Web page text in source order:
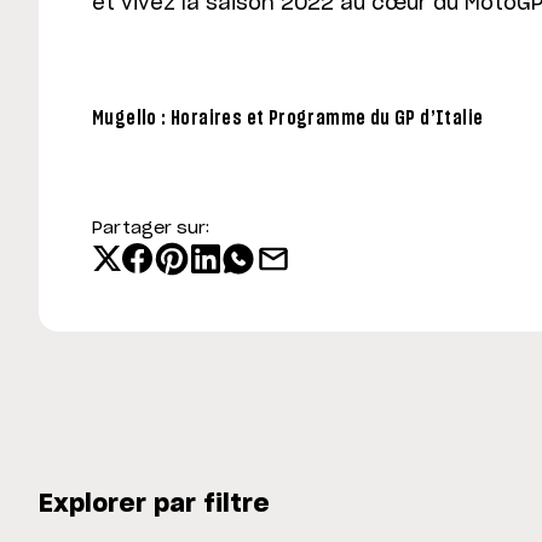
Mugello : Horaires et Programme du GP d’Italie
Partager sur:
Explorer par filtre